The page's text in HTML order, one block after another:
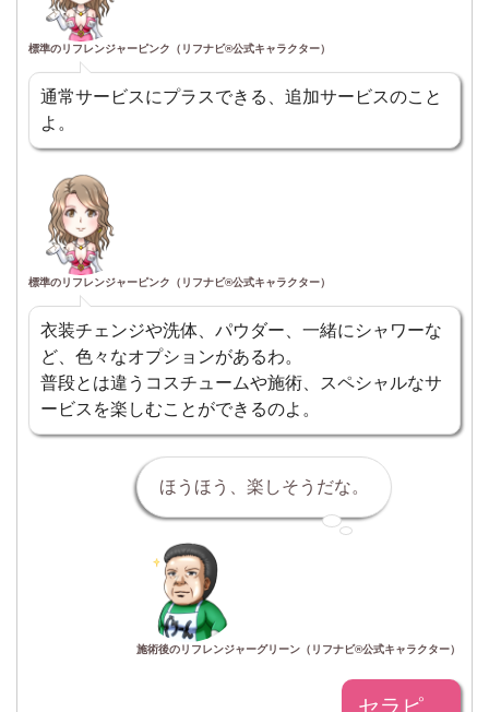
標準のリフレンジャーピンク（リフナビ®公式キャラクター）
通常サービスにプラスできる、追加サービスのこと
よ。
標準のリフレンジャーピンク（リフナビ®公式キャラクター）
衣装チェンジや洗体、パウダー、一緒にシャワーな
ど、色々なオプションがあるわ。
普段とは違うコスチュームや施術、スペシャルなサ
ービスを楽しむことができるのよ。
ほうほう、楽しそうだな。
施術後のリフレンジャーグリーン（リフナビ®公式キャラクター）
セラピ